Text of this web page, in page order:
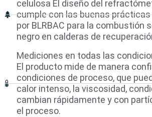
celulosa El diseño del
cumple con las buenas
por BLRBAC para la combustión
negro en calderas de
Mediciones en todas las
El producto mide de manera
condiciones de proceso, que
calor intenso, la viscosidad,
cambian rápidamente y con
el proceso.